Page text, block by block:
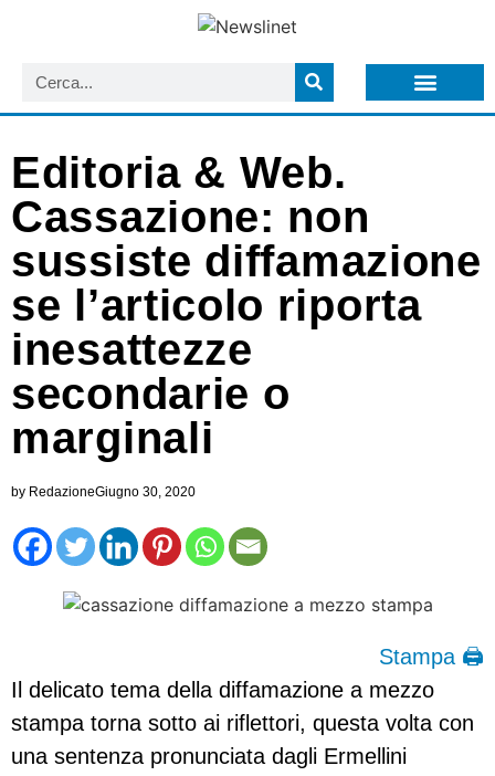
Editoria & Web.
Cassazione: non
sussiste diffamazione
se l’articolo riporta
inesattezze
secondarie o
marginali
by RedazioneGiugno 30, 2020
Stampa 🖨
Il delicato tema della diffamazione a mezzo
stampa torna sotto ai riflettori, questa volta con
una sentenza pronunciata dagli Ermellini